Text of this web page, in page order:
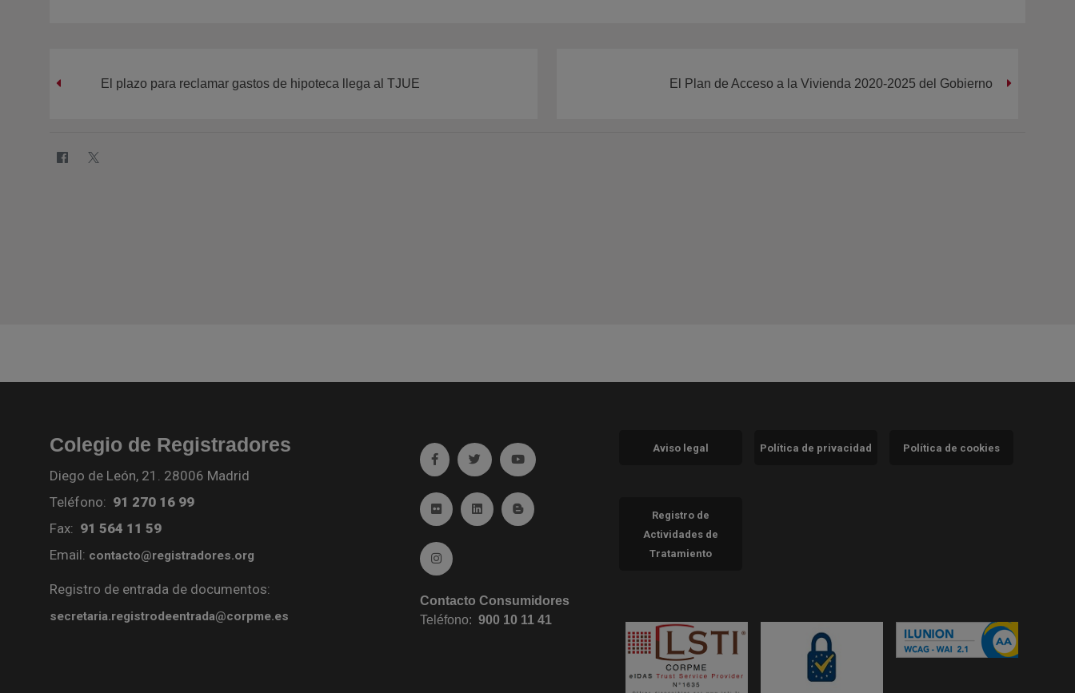
El plazo para reclamar gastos de hipoteca llega al TJUE El Plan de Acceso a la Vivienda 2020-2025 del Gobierno
Colegio de Registradores
Diego de León, 21. 28006 Madrid
Teléfono: 91 270 16 99
Fax: 91 564 11 59
Email: contacto@registradores.org
Registro de entrada de documentos:
secretaria.registrodeentrada@corpme.es
Ir a facebook (abre en ventana nueva)
Ir a twitter (abre en ventana nueva)
Ir a YouTube (abre en ventana nueva)
Ir a Flickr (abre en ventana nueva)
Ir a Linkedin (abre en ventana nueva)
Ir al Blog (abre en ventana nueva)
Ir a Instagram (abre en ventana nueva)
Contacto Consumidores
Teléfono:900 10 11 41
Aviso legal Política de privacidad Política de cookies
Registro de
Actividades de
Tratamiento